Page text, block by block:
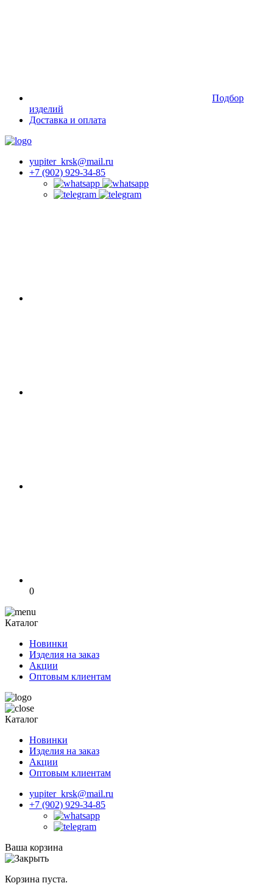
Подбор
изделий
Доставка и оплата
yupiter_krsk@mail.ru
+7 (902) 929-34-85
0
Каталог
Новинки
Изделия на заказ
Акции
Оптовым клиентам
Каталог
Новинки
Изделия на заказ
Акции
Оптовым клиентам
yupiter_krsk@mail.ru
+7 (902) 929-34-85
Ваша корзина
Корзина пуста.